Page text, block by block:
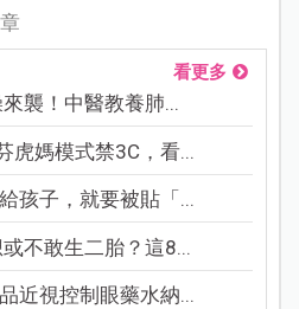
看更多
襲！中醫教養肺...
虎媽模式禁3C，看...
孩子，就要被貼「...
不敢生二胎？這8...
近視控制眼藥水納...